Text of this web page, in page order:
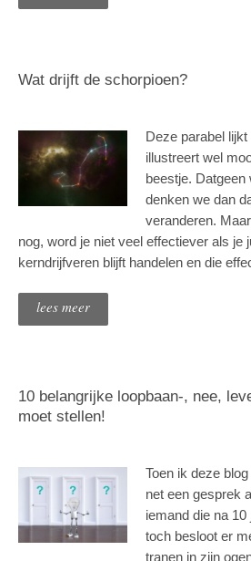
Wat drijft de schorpioen?
Deze parabel
illustreert wel
beestje. Datgeen
denken we dan
veranderen.
nog, word je niet veel effectiever als je
kerndrijfveren blijft handelen en die
lees meer
10 belangrijke loopbaan-, nee,
moet stellen!
Toen ik deze
net een gesprek
iemand die na
toch besloot er
tranen in zijn